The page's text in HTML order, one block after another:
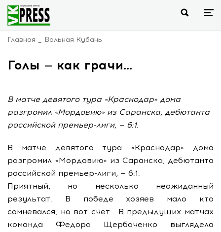
Главная Вольная Кубань
Голы — как грачи…
В матче девятого тура «Краснодар» дома
разгромил «Мордовию» из Саранска, дебютанта
российской премьер-лиги, — 6:1.
В матче девятого тура «Краснодар» дома
разгромил «Мордовию» из Саранска, дебютанта
российской премьер-лиги, — 6:1.
Приятный, но несколько неожиданный
результат. В победе хозяев мало кто
сомневался, но вот счет… В предыдущих матчах
команда Федора Щербаченко выглядела